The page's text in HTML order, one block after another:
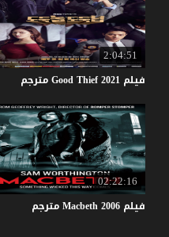
2:04:51
فيلم GoodThief2021 مترجم
02:22:16
فيلم Macbeth2006 مترجم